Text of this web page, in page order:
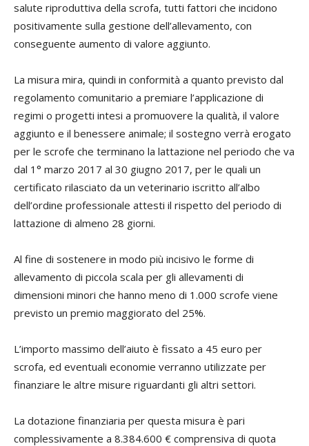
salute riproduttiva della scrofa, tutti fattori che incidono
positivamente sulla gestione dell’allevamento, con
conseguente aumento di valore aggiunto.
La misura mira, quindi in conformità a quanto previsto dal
regolamento comunitario a premiare l’applicazione di
regimi o progetti intesi a promuovere la qualità, il valore
aggiunto e il benessere animale; il sostegno verrà erogato
per le scrofe che terminano la lattazione nel periodo che va
dal 1° marzo 2017 al 30 giugno 2017, per le quali un
certificato rilasciato da un veterinario iscritto all’albo
dell’ordine professionale attesti il rispetto del periodo di
lattazione di almeno 28 giorni.
Al fine di sostenere in modo più incisivo le forme di
allevamento di piccola scala per gli allevamenti di
dimensioni minori che hanno meno di 1.000 scrofe viene
previsto un premio maggiorato del 25%.
L’importo massimo dell’aiuto è fissato a 45 euro per
scrofa, ed eventuali economie verranno utilizzate per
finanziare le altre misure riguardanti gli altri settori.
La dotazione finanziaria per questa misura è pari
complessivamente a 8.384.600 € comprensiva di quota